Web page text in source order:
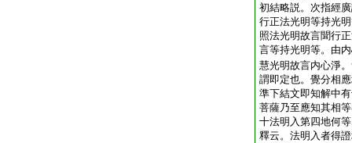
初結略説。次指經
行正法光明等持光
照法光明故言聞行
言等持光明等。由
慧光明故言内心淨
謂即定也。覺分相
準下結文即知解中
菩薩乃至應知其相
十法明入第四地何
釋云。法明入者得